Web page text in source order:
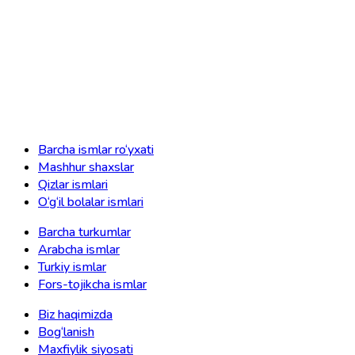
Barcha ismlar ro‘yxati
Mashhur shaxslar
Qizlar ismlari
O‘g‘il bolalar ismlari
Barcha turkumlar
Arabcha ismlar
Turkiy ismlar
Fors-tojikcha ismlar
Biz haqimizda
Bog‘lanish
Maxfiylik siyosati